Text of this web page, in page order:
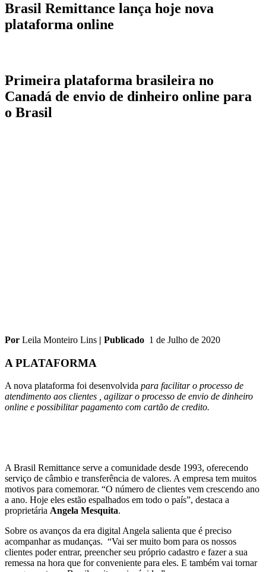
Brasil Remittance lança hoje nova
plataforma online
Primeira plataforma brasileira no
Canadá de envio de dinheiro online para
o Brasil
Por Leila Monteiro Lins | Publicado 1 de Julho de 2020
A PLATAFORMA
A nova plataforma foi desenvolvida para facilitar o processo de
atendimento aos clientes , agilizar o processo de envio de dinheiro
online e possibilitar pagamento com cartão de credito.
A Brasil Remittance serve a comunidade desde 1993, oferecendo
serviço de câmbio e transferência de valores. A empresa tem muitos
motivos para comemorar. “O número de clientes vem crescendo ano
a ano. Hoje eles estão espalhados em todo o país”, destaca a
proprietária Angela Mesquita.
Sobre os avanços da era digital Angela salienta que é preciso
acompanhar as mudanças. “Vai ser muito bom para os nossos
clientes poder entrar, preencher seu próprio cadastro e fazer a sua
remessa na hora que for conveniente para eles. E também vai tornar